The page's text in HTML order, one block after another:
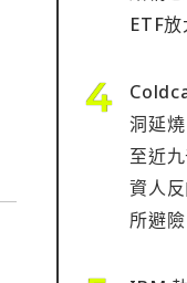
ETF
洞延
至近
資人
所避險